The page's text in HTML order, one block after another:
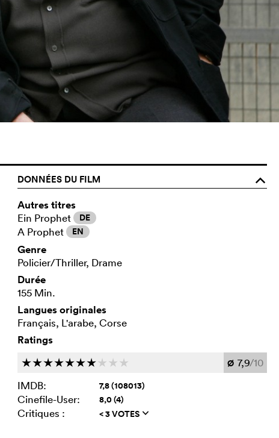
DONNÉES DU FILM
o
Autres titres
Ein Prophet DE
A Prophet EN
Genre
Policier/Thriller, Drame
Durée
155 Min.
Langues originales
Français, L'arabe, Corse
Ratings
ccccccc c c c Ø 7,9/10
IMDB:
7,8 (108013)
Cinefile-User: 8,0 (4)
Critiques : < 3 VOTES q